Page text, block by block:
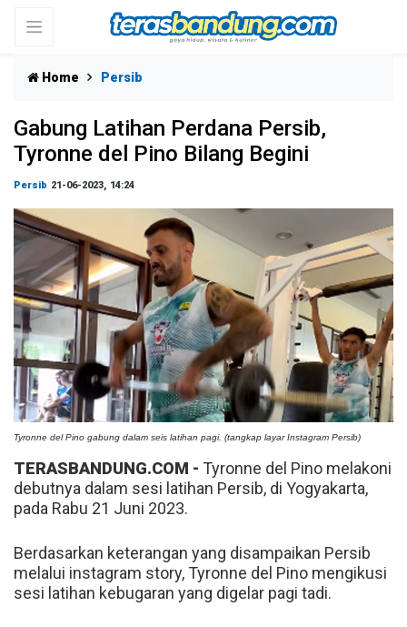
Home Persib
Gabung Latihan Perdana Persib,
Tyronne del Pino Bilang Begini
Persib 21-06-2023, 14:24
Tyronne del Pino gabung dalam seis latihan pagi. (tangkap layar Instagram Persib)
TERASBANDUNG.COM - Tyronne del Pino melakoni
debutnya dalam sesi latihan Persib, di Yogyakarta,
pada Rabu 21 Juni 2023.
Berdasarkan keterangan yang disampaikan Persib
melalui instagram story, Tyronne del Pino mengikusi
sesi latihan kebugaran yang digelar pagi tadi.